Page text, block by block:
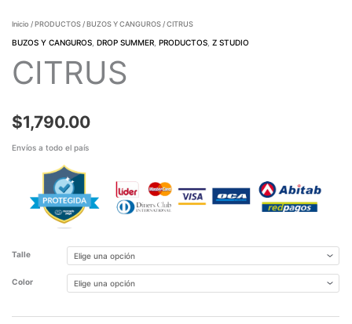
Inicio / PRODUCTOS/ BUZOS Y CANGUROS/ CITRUS
BUZOS Y CANGUROS ,DROP SUMMER ,PRODUCTOS ,Z STUDIO
CITRUS
$1,790.00
Envíos a todo el país
Talle
Color